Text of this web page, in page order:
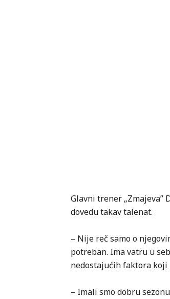
Glavni trener „Zmajeva”
dovedu takav talenat.
– Nije reč samo o
potreban. Ima vatru u
nedostajućih faktora koji
– Imali smo dobru